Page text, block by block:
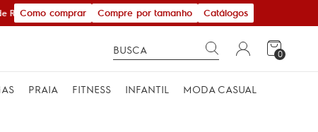
R$ 600,00
Como comprar Compre por tamanho Catálogos
0
PRAIA FITNESS INFANTIL MODA CASUAL